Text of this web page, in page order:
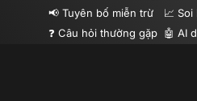
Tuyên bố miễn trừ
Câu hỏi thường gặp
Soi
AI